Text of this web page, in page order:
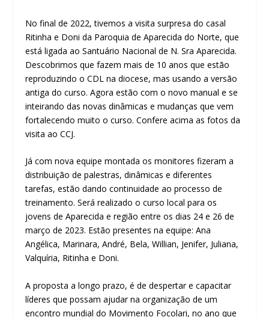
No final de 2022, tivemos a visita surpresa do casal
Ritinha e Doni da Paroquia de Aparecida do Norte, que
está ligada ao Santuário Nacional de N. Sra Aparecida.
Descobrimos que fazem mais de 10 anos que estão
reproduzindo o CDL na diocese, mas usando a versão
antiga do curso. Agora estão com o novo manual e se
inteirando das novas dinâmicas e mudanças que vem
fortalecendo muito o curso. Confere acima as fotos da
visita ao CCJ.
Já com nova equipe montada os monitores fizeram a
distribuição de palestras, dinâmicas e diferentes
tarefas, estão dando continuidade ao processo de
treinamento. Será realizado o curso local para os
jovens de Aparecida e região entre os dias 24 e 26 de
março de 2023. Estão presentes na equipe: Ana
Angélica, Marinara, André, Bela, Willian, Jenifer, Juliana,
Valquíria, Ritinha e Doni.
A proposta a longo prazo, é de despertar e capacitar
líderes que possam ajudar na organização de um
encontro mundial do Movimento Focolari, no ano que